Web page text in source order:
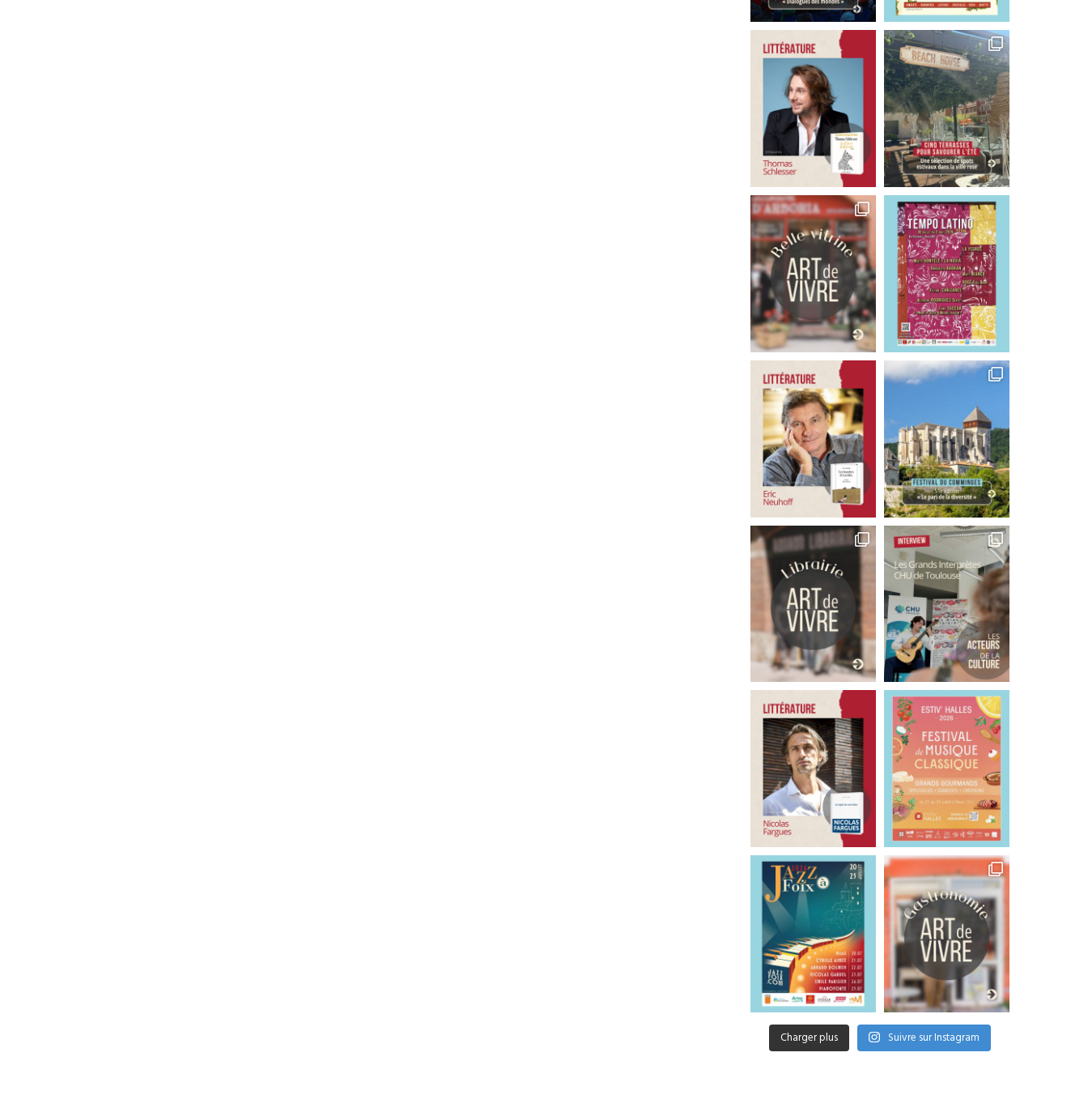
Charger plus Suivre sur Instagram